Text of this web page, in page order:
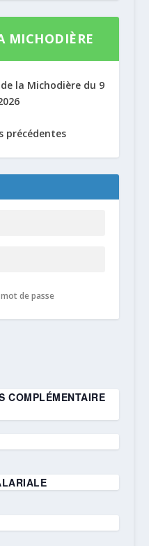
MICHODIÈRE
la Michodière du 9
précédentes
de passe
COMPLÉMENTAIRE